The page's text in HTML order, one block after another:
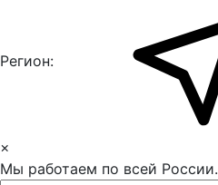
Регион:
×
Мы работаем по всей России.